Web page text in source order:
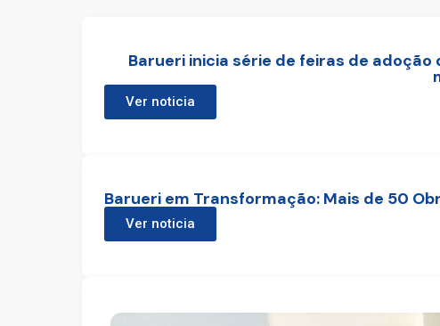
Barueri inicia série de feiras de
Ver noticia
Barueri em Transformação: Mais de 50
Ver noticia